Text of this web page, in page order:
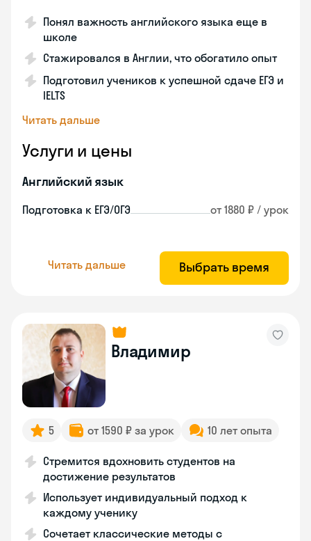
Понял важность английского языка еще в
школе
Стажировался в Англии, что обогатило опыт
Подготовил учеников к успешной сдаче ЕГЭ и
IELTS
Читать дальше
Услуги и цены
Английский язык
Подготовка к ЕГЭ/ОГЭ от 1880 ₽ / урок
Читать дальше Выбрать время
Владимир
5 от 1590 ₽ за урок 10 лет опыта
Стремится вдохновить студентов на
достижение результатов
Использует индивидуальный подход к
каждому ученику
Сочетает классические методы с